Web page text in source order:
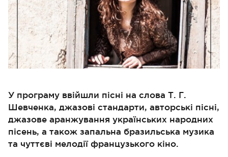
У програму ввійшли пісні на слова Т. Г.
Шевченка, джазові стандарти, авторські пісні,
джазове аранжування українських народних
пісень, а також запальна бразильська музика
та чуттєві мелодії французького кіно.